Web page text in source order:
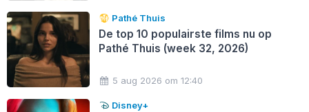
Pathé Thuis
De top 10 populairste films nu op
Pathé Thuis (week 32, 2026)
5 aug 2026 om 12:40
Disney+